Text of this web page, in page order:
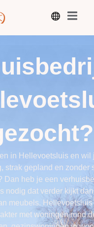
in Hellevoetsluis en wil
strak gepland en zonder
Dan heb je een
nodig dat verder kijkt
meubels. Hellevoetsluis
met woningen rond